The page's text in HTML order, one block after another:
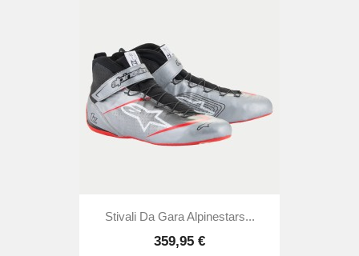
Stivali Da Gara Alpinestars...
359,95 €